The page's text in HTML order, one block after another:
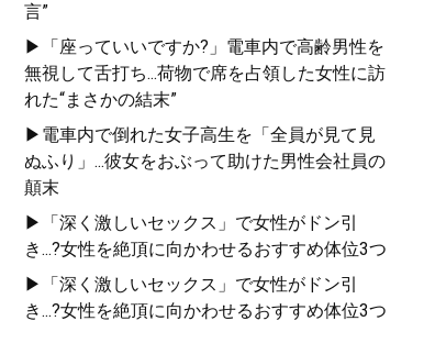
言”
▶「座っていいですか?」電車内で高齢男性を
無視して舌打ち...荷物で席を占領した女性に訪
れた“まさかの結末”
▶電車内で倒れた女子高生を「全員が見て見
ぬふり」...彼女をおぶって助けた男性会社員の
顛末
▶「深く激しいセックス」で女性がドン引
き...?女性を絶頂に向かわせるおすすめ体位3つ
▶「深く激しいセックス」で女性がドン引
き...?女性を絶頂に向かわせるおすすめ体位3つ